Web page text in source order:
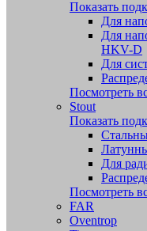
Показать
Для
Для
HKV-D
Для
Посмотреть
Stout
Показать
Для
Посмотреть
FAR
Oventrop